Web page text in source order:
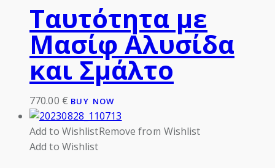
Ταυτότητα με
Μασίφ Αλυσίδα
και Σμάλτο
770.00 € BUY NOW
Add to WishlistRemove from Wishlist
Add to Wishlist